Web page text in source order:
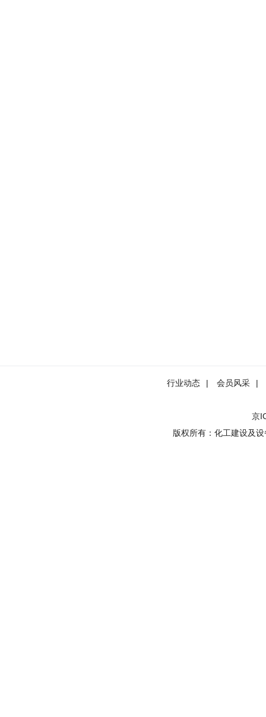
行业动态 | 会员风采 |
京
版权所有：化工建设及